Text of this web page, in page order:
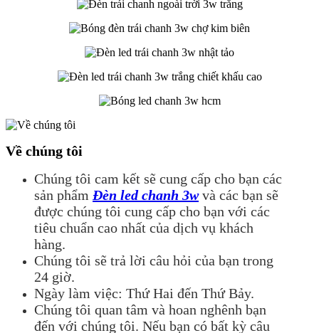
Về chúng tôi
Chúng tôi cam kết sẽ cung cấp cho bạn các
sản phẩm Đèn led chanh 3w và các bạn sẽ
được chúng tôi cung cấp cho bạn với các
tiêu chuẩn cao nhất của dịch vụ khách
hàng.
Chúng tôi sẽ trả lời câu hỏi của bạn trong
24 giờ.
Ngày làm việc: Thứ Hai đến Thứ Bảy.
Chúng tôi quan tâm và hoan nghênh bạn
đến với chúng tôi. Nếu bạn có bất kỳ câu